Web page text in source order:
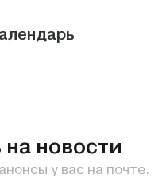
новости
у вас на почте.